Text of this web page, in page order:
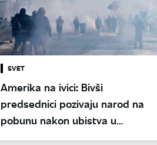
SVET
Amerika na ivici: Bivši
predsednici pozivaju narod na
pobunu nakon ubistva u
Mineapolisu